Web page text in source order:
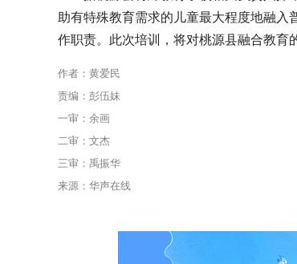
助有特殊教育需求的儿童最大程度地融
作职责。此次培训，将对桃源县融合教育
作者：黄爱民
责编：彭伍妹
一审：余画
二审：文杰
三审：禹振华
来源：华声在线